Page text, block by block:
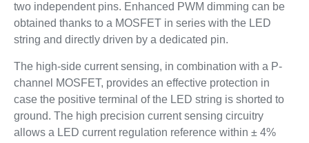
two independent pins. Enhanced PWM dimming can be
obtained thanks to a MOSFET in series with the LED
string and directly driven by a dedicated pin.
The high-side current sensing, in combination with a P-
channel MOSFET, provides an effective protection in
case the positive terminal of the LED string is shorted to
ground. The high precision current sensing circuitry
allows a LED current regulation reference within ± 4%